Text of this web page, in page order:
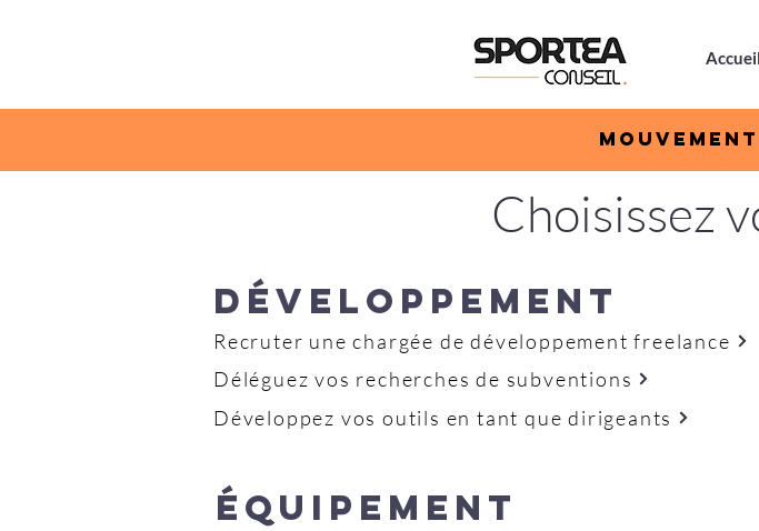
Accueil
Choisissez
DÉVELOPPEMENT
Recruter une chargée de développement freelance
Déléguez vos recherches de subventions
Développez vos outils en tant que dirigeants
ÉQUIPEMENT